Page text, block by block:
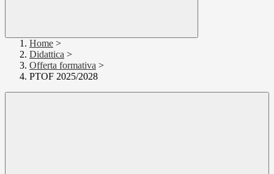
Home >
Didattica >
Offerta formativa >
PTOF 2025/2028